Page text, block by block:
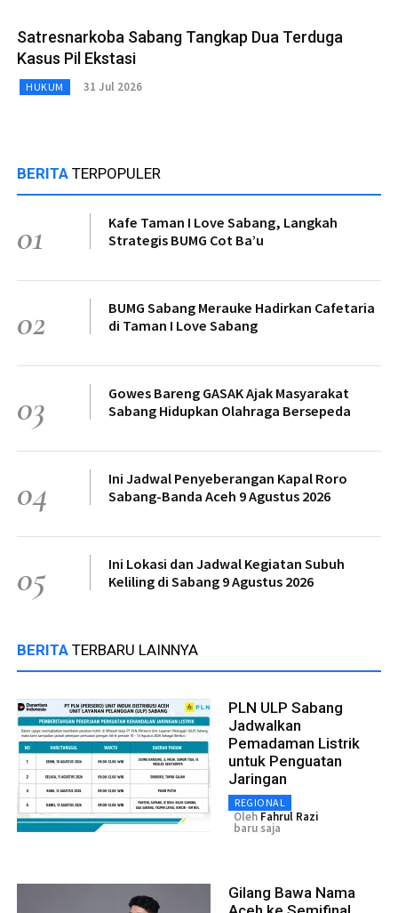
Satresnarkoba Sabang Tangkap Dua Terduga
Kasus Pil Ekstasi
HUKUM 31 Jul 2026
BERITA TERPOPULER
01
Kafe Taman I Love Sabang, Langkah
Strategis BUMG Cot Ba’u
02
BUMG Sabang Merauke Hadirkan Cafetaria
di Taman I Love Sabang
03
Gowes Bareng GASAK Ajak Masyarakat
Sabang Hidupkan Olahraga Bersepeda
04
Ini Jadwal Penyeberangan Kapal Roro
Sabang-Banda Aceh 9 Agustus 2026
05
Ini Lokasi dan Jadwal Kegiatan Subuh
Keliling di Sabang 9 Agustus 2026
BERITA TERBARU LAINNYA
PLN ULP Sabang
Jadwalkan
Pemadaman Listrik
untuk Penguatan
Jaringan
REGIONAL
Oleh Fahrul Razi
baru saja
Gilang Bawa Nama